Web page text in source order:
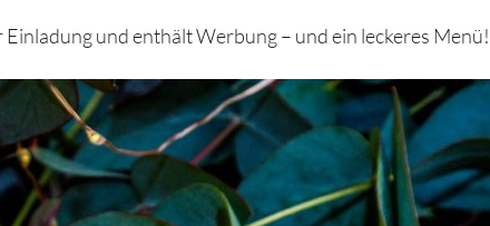
und enthält Werbung – und ein leckeres Menü!